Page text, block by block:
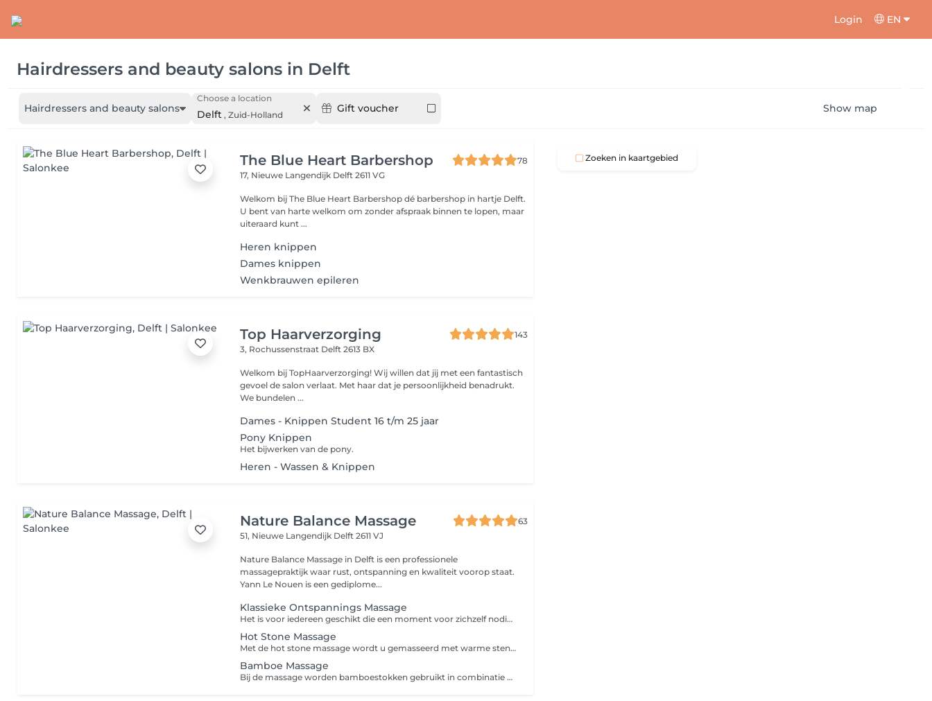
Login EN
Hairdressers and beauty salons in Delft
Hairdressers and beauty salons
Choose a location
Delft, Zuid-Holland
Gift voucher Show map
The Blue Heart Barbershop
78
17, Nieuwe Langendijk Delft 2611 VG
Welkom bij The Blue Heart Barbershop dé barbershop in hartje Delft.
U bent van harte welkom om zonder afspraak binnen te lopen, maar
uiteraard kunt ...
Heren knippen
Dames knippen
Wenkbrauwen epileren
Top Haarverzorging
143
3, Rochussenstraat Delft 2613 BX
Welkom bij TopHaarverzorging! Wij willen dat jij met een fantastisch
gevoel de salon verlaat. Met haar dat je persoonlijkheid benadrukt.
We bundelen ...
Dames - Knippen Student 16 t/m 25 jaar
Pony Knippen
Het bijwerken van de pony.
Heren - Wassen & Knippen
Nature Balance Massage
63
51, Nieuwe Langendijk Delft 2611 VJ
Nature Balance Massage in Delft is een professionele
massagepraktijk waar rust, ontspanning en kwaliteit voorop staat.
Yann Le Nouen is een gediplome...
Klassieke Ontspannings Massage
Het is voor iedereen geschikt die een moment voor zichzelf nodig heeft en wil onthaasten.
Hot Stone Massage
Met de hot stone massage wordt u gemasseerd met warme stenen met een aangename temperatuur van tussen de 45 en 50 graden.
Bamboe Massage
Bij de massage worden bamboestokken gebruikt in combinatie met handen en een speciale massage olie. Deze massage olie bevat een viscositeit die zeer prettig samenwerkt in combinatie met de bamboestokken. De bamboestokken werken als verlengstuk van de ellebogen, voorarmen en handen en helpen bij het overbrengen van energie en stimuleren het zelfhelende proces in het lichaam.
Zoeken in kaartgebied